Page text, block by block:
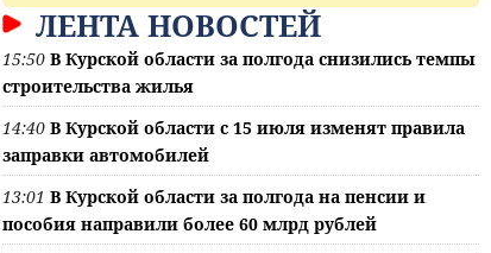
ЛЕНТА НОВОСТЕЙ
15:50 В Курской области за полгода снизились темпы
строительства жилья
14:40 В Курской области с 15 июля изменят правила
заправки автомобилей
13:01 В Курской области за полгода на пенсии и
пособия направили более 60 млрд рублей